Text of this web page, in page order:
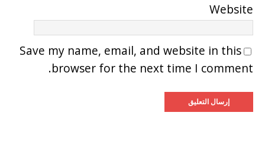
Website
Save my name, email, and website in this
browser for the next time I comment.